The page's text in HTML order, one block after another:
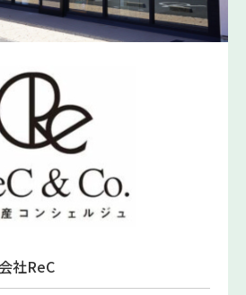
社ReC